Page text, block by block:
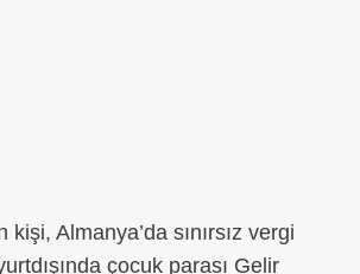
Almanya’da sınırsız vergi
çocuk parası Gelir